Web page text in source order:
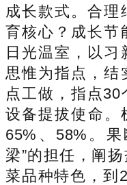
成长款式。合理
育核心？成长节
日光温室，以习
思惟为指点，结
点工做，指点
设备提拔使命。
65%、58%。
梁”的担任，阐
菜品种特色，到